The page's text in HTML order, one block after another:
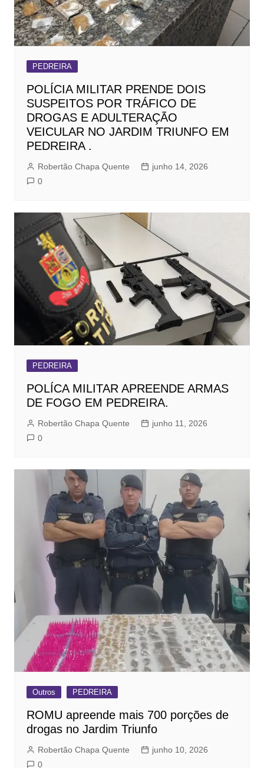
PEDREIRA
POLÍCIA MILITAR PRENDE DOIS
SUSPEITOS POR TRÁFICO DE
DROGAS E ADULTERAÇÃO
VEICULAR NO JARDIM TRIUNFO EM
PEDREIRA .
Robertão Chapa Quente
junho 14, 2026
0
PEDREIRA
POLÍCA MILITAR APREENDE ARMAS
DE FOGO EM PEDREIRA.
Robertão Chapa Quente
junho 11, 2026
0
Outros PEDREIRA
ROMU apreende mais 700 porções de
drogas no Jardim Triunfo
Robertão Chapa Quente
junho 10, 2026
0